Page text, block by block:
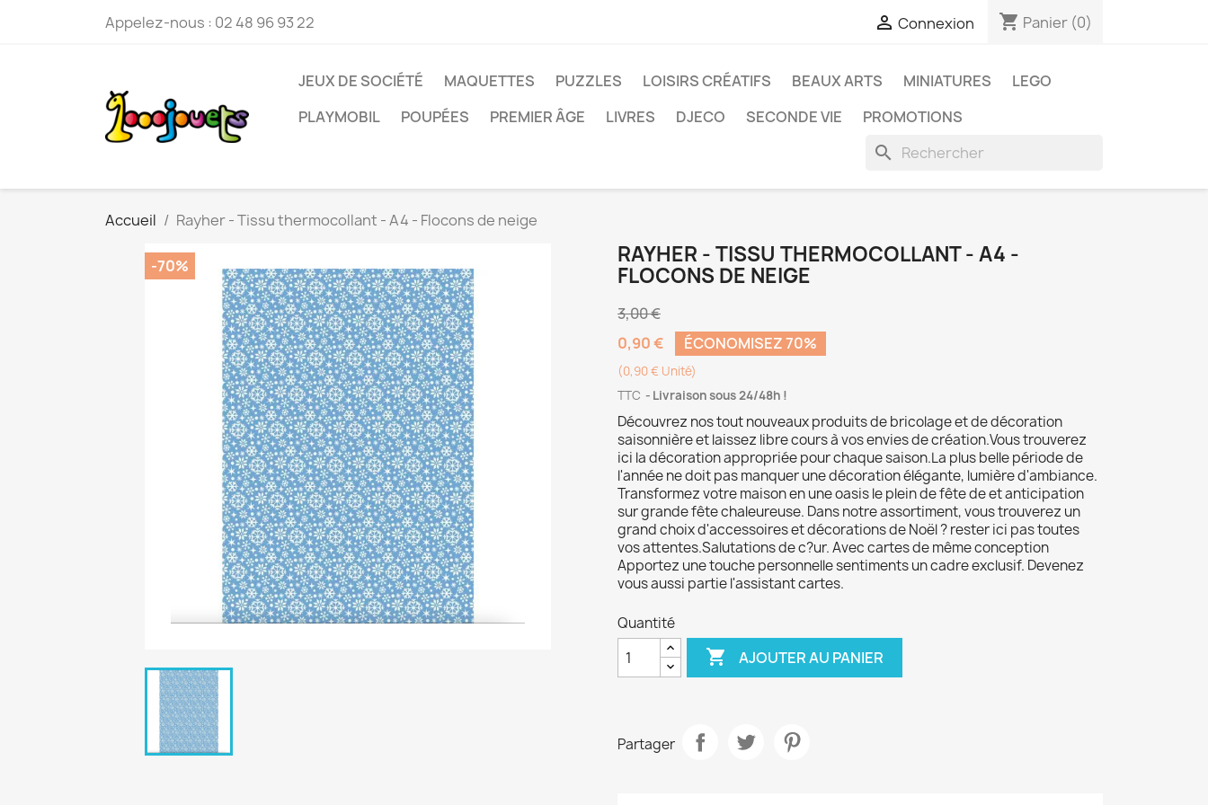
Appelez-nous : 02 48 96 93 22  Connexion shopping_cart Panier (0)
JEUX DE SOCIÉTÉ MAQUETTES PUZZLES LOISIRS CRÉATIFS BEAUX ARTS MINIATURES
LEGO
PLAYMOBIL
POUPÉES PREMIER ÂGE LIVRES DJECO SECONDE VIE PROMOTIONS
search
Accueil Rayher - Tissu thermocollant - A4 - Flocons de neige
-70%
RAYHER - TISSU THERMOCOLLANT - A4 -
FLOCONS DE NEIGE
3,00 €
0,90 €
ÉCONOMISEZ 70%
(0,90 € Unité)
TTC
Livraison sous 24/48h !
Découvrez nos tout nouveaux produits de bricolage et de décoration
saisonnière et laissez libre cours à vos envies de création.Vous trouverez
ici la décoration appropriée pour chaque saison.La plus belle période de
l'année ne doit pas manquer une décoration élégante, lumière d'ambiance.
Transformez votre maison en une oasis le plein de fête de et anticipation
sur grande fête chaleureuse. Dans notre assortiment, vous trouverez un
grand choix d'accessoires et décorations de Noël ? rester ici pas toutes
vos attentes.Salutations de c?ur. Avec cartes de même conception
Apportez une touche personnelle sentiments un cadre exclusif. Devenez
vous aussi partie l'assistant cartes.
Quantité
 AJOUTER AU PANIER
Partager